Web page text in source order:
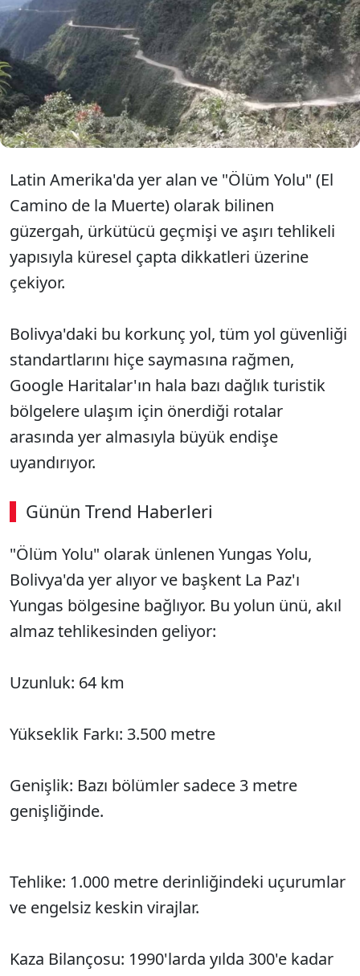
Yolu, bin metrelik uçurumlar, keskin virajlar ve
dar geçitleriyle dünyanın en tehlikeli
güzergâhları arasında yer almasına rağmen,
Google Haritalar’ın hâlâ bazı rotalarda bu yolu
önermesi büyük endişe yaratıyor.
Latin Amerika'da yer alan ve "Ölüm Yolu" (El
Camino de la Muerte) olarak bilinen
güzergah, ürkütücü geçmişi ve aşırı tehlikeli
yapısıyla küresel çapta dikkatleri üzerine
çekiyor.
Bolivya'daki bu korkunç yol, tüm yol güvenliği
standartlarını hiçe saymasına rağmen,
Google Haritalar'ın hala bazı dağlık turistik
bölgelere ulaşım için önerdiği rotalar
arasında yer almasıyla büyük endişe
uyandırıyor.
Günün Trend Haberleri
"Ölüm Yolu" olarak ünlenen Yungas Yolu,
Bolivya'da yer alıyor ve başkent La Paz'ı
Yungas bölgesine bağlıyor. Bu yolun ünü, akıl
almaz tehlikesinden geliyor:
Uzunluk: 64 km
Yükseklik Farkı: 3.500 metre
Genişlik: Bazı bölümler sadece 3 metre
genişliğinde.
Tehlike: 1.000 metre derinliğindeki uçurumlar
ve engelsiz keskin virajlar.
Kaza Bilançosu: 1990'larda yılda 300'e kadar